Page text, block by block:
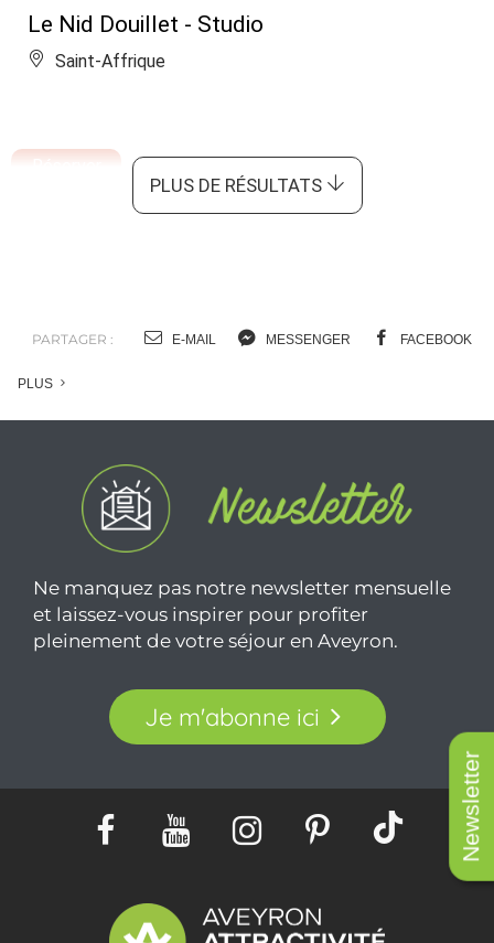
Newsletter
Le Nid Douillet - Studio
Saint-Affrique
PLUS DE RÉSULTATS
PARTAGER : E-MAIL MESSENGER FACEBOOK
PLUS
Ne manquez pas notre newsletter mensuelle
et laissez-vous inspirer pour profiter
pleinement de votre séjour en Aveyron.
Je m'abonne ici